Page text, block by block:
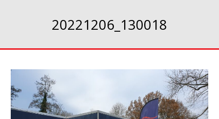
20221206_130018